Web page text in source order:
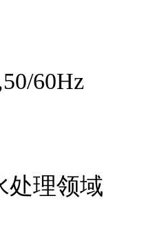
60Hz
处理领域